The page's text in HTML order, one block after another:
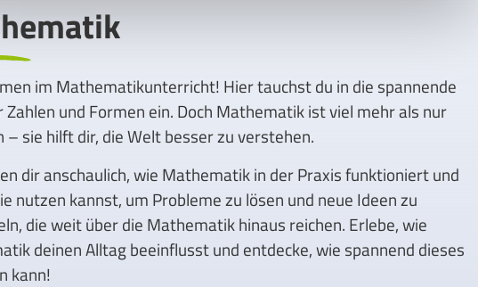
im Mathematikunterricht! Hier tauchst du in die spannende
Zahlen und Formen ein. Doch Mathematik ist viel mehr als nur
– sie hilft dir, die Welt besser zu verstehen.
dir anschaulich, wie Mathematik in der Praxis funktioniert und
nutzen kannst, um Probleme zu lösen und neue Ideen zu
die weit über die Mathematik hinaus reichen. Erlebe, wie
deinen Alltag beeinflusst und entdecke, wie spannend dieses
kann!